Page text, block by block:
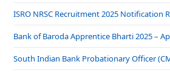
ISRO NRSC Recruitment 2025 Notification
Bank of Baroda Apprentice Bharti 2025 –
South Indian Bank Probationary Officer